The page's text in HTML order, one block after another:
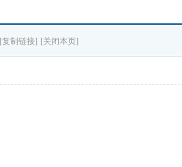
[复制链接] [关闭本页]